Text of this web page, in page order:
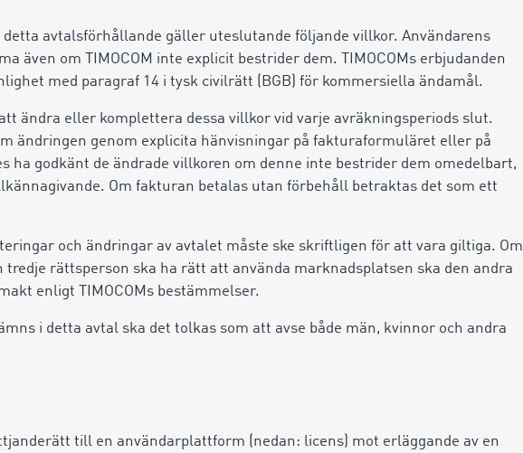
detta avtalsförhållande gäller uteslutande följande villkor. Användarens
även om TIMOCOM inte explicit bestrider dem. TIMOCOMs erbjudanden
med paragraf 14 i tysk civilrätt (BGB) för kommersiella ändamål.
ändra eller komplettera dessa villkor vid varje avräkningsperiods slut.
ändringen genom explicita hänvisningar på fakturaformuläret eller på
ha godkänt de ändrade villkoren om denne inte bestrider dem omedelbart,
Om fakturan betalas utan förbehåll betraktas det som ett
och ändringar av avtalet måste ske skriftligen för att vara giltiga. Om
rättsperson ska ha rätt att använda marknadsplatsen ska den andra
enligt TIMOCOMs bestämmelser.
i detta avtal ska det tolkas som att avse både män, kvinnor och andra
till en användarplattform (nedan: licens) mot erläggande av en